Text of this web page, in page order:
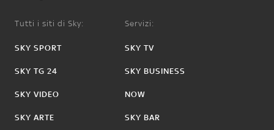
Tutti i siti di Sky:
SKY SPORT
SKY TG 24
SKY VIDEO
SKY ARTE
Servizi:
SKY TV
SKY BUSINESS
NOW
SKY BAR